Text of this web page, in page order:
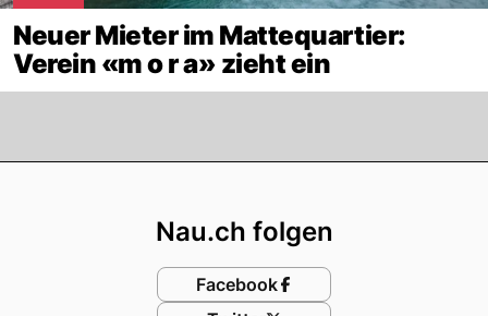
Neuer Mieter im Mattequartier:
Verein «m o r a» zieht ein
Nau.ch folgen
Facebook